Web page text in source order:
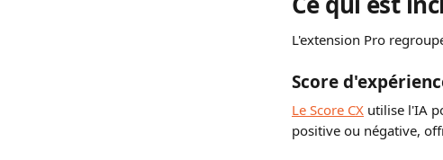
L'extension Pro
Score
Le Score CX utilise l'IA
positive ou négative,